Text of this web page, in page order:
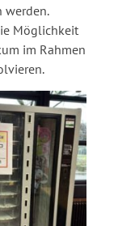
werden.
Möglichkeit
im Rahmen